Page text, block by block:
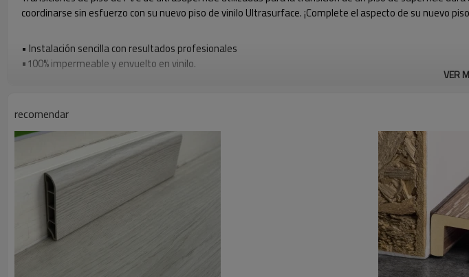
coordinarse sin esfuerzo con su nuevo piso de vinilo Ultrasurface. ¡Complete el aspecto de su nuevo
• Instalación sencilla con resultados profesionales
•100% impermeable y envuelto en vinilo.
•Se instala fácilmente con adhesivo o cinta moldeadora
Productos
VER
recomendar